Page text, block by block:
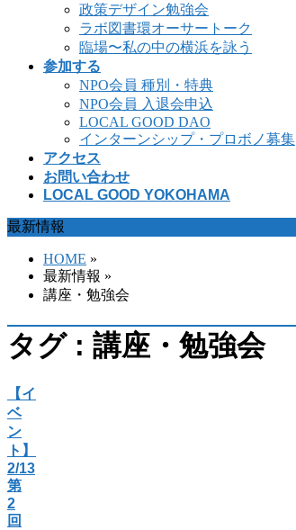
政策デザイン勉強会
ラボ図書環オーサートーク
臨場〜私の中の横浜を詠う
参加する
NPO会員 種別・特典
NPO会員 入退会申込
LOCAL GOOD DAO
インターンシップ・プロボノ募集
アクセス
お問い合わせ
LOCAL GOOD YOKOHAMA
最新情報
HOME »
最新情報 »
講座・勉強会
タグ : 講座・勉強会
【イ
ベ
ン
ト】
2/13
第
2
回